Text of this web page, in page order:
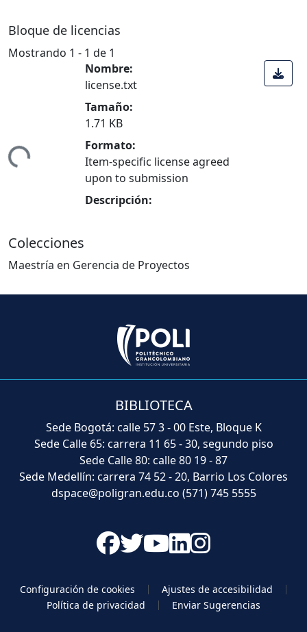
Bloque de licencias
Mostrando 1 - 1 de 1
Cargando...
Nombre:
license.txt
Tamaño:
1.71 KB
Formato:
Item-specific license agreed
upon to submission
Descripción:
Colecciones
Maestría en Gerencia de Proyectos
BIBLIOTECA
Sede Bogotá: calle 57 3 - 00 Este, Bloque K
Sede Calle 65: carrera 11 65 - 30, segundo piso
Sede Calle 80: calle 80 19 - 87
Sede Medellín: carrera 74 52 - 20, Barrio Los Colores
dspace@poligran.edu.co (571) 745 5555
Configuración de cookies
Ajustes de accesibilidad
Política de privacidad
Enviar Sugerencias